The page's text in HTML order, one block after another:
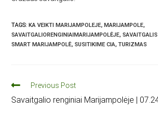
TAGS:KA VEIKTI MARIJAMPOLEJE, MARIJAMPOLE,
SAVAITGALIORENGINIAIMARIJAMPOLĖJE,
SMART MARIJAMPOLĖ, SUSITIKIME CIA, TURIZMAS
Previous Post
Savaitgalio renginiai Marijampolėje |